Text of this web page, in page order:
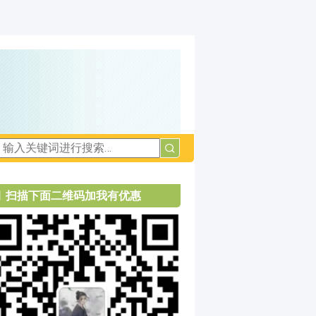
扫描下面二维码加我有优惠